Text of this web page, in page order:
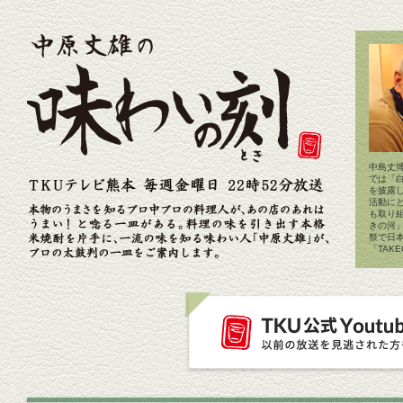
中島丈
では「
を披露
活動に
も取り
きの河
祭で日
「